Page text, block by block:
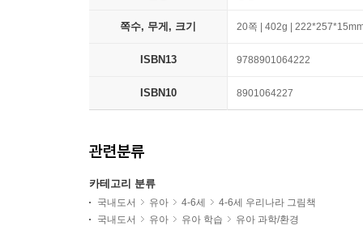
쪽수, 무게, 크기 20쪽 | 402g |
ISBN13 9788901064222
ISBN10 8901064227
관련분류
카테고리 분류
국내도서 유아 4-6세
4-6세 우리나라 그림책
국내도서
유아 유아 학습 유아 과학/환경